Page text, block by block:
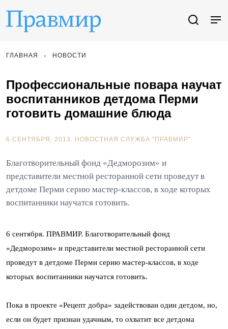
ГЛАВНАЯ НОВОСТИ
Профессиональные повара научат
воспитанников детдома Перми
готовить домашние блюда
6 СЕНТЯБРЯ, 2013. НОВОСТНАЯ СЛУЖБА "ПРАВМИР"
Благотворительный фонд «Дедморозим» и
представители местной ресторанной сети проведут в
детдоме Перми серию мастер-классов, в ходе которых
воспитанники научатся готовить.
6 сентября. ПРАВМИР. Благотворительный фонд
«Дедморозим» и представители местной ресторанной сети
проведут в детдоме Перми серию мастер-классов, в ходе
которых воспитанники научатся готовить.
Пока в проекте «Рецепт добра» задействован один детдом, но,
если он будет признан удачным, то охватит все детдома